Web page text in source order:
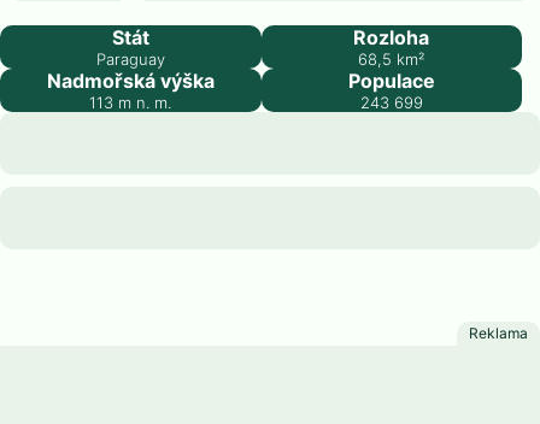
Capiatá
Stát
Paraguay
Rozloha
68,5 km²
Nadmořská výška
113 m n. m.
Populace
243 699